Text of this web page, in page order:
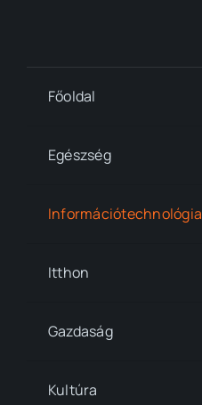
Főoldal
Egészség
Információtechnológia
Itthon
Gazdaság
Kultúra